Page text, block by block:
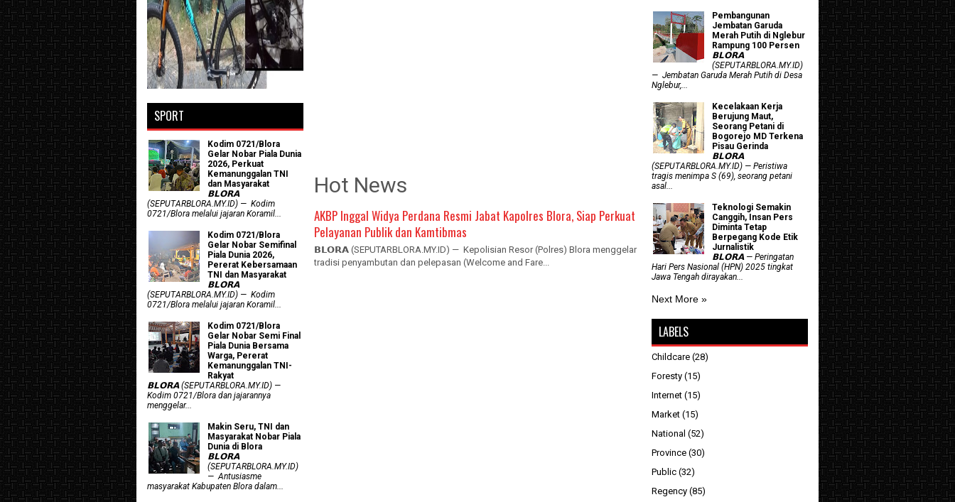
Hot News
AKBP Inggal Widya Perdana Resmi Jabat Kapolres Blora, Siap Perkuat
Pelayanan Publik dan Kamtibmas
𝗕𝗟𝗢𝗥𝗔 (SEPUTARBLORA.MY.ID) — Kepolisian Resor (Polres) Blora menggelar
tradisi penyambutan dan pelepasan (Welcome and Fare...
SPORT
Kodim 0721/Blora
Gelar Nobar Piala Dunia
2026, Perkuat
Kemanunggalan TNI
dan Masyarakat
𝗕𝗟𝗢𝗥𝗔
(SEPUTARBLORA.MY.ID) — Kodim
0721/Blora melalui jajaran Koramil...
Kodim 0721/Blora
Gelar Nobar Semifinal
Piala Dunia 2026,
Pererat Kebersamaan
TNI dan Masyarakat
𝗕𝗟𝗢𝗥𝗔
(SEPUTARBLORA.MY.ID) — Kodim
0721/Blora melalui jajaran Koramil...
Kodim 0721/Blora
Gelar Nobar Semi Final
Piala Dunia Bersama
Warga, Pererat
Kemanunggalan TNI-
Rakyat
𝗕𝗟𝗢𝗥𝗔 (SEPUTARBLORA.MY.ID) —
Kodim 0721/Blora dan jajarannya
menggelar...
Makin Seru, TNI dan
Masyarakat Nobar Piala
Dunia di Blora
𝗕𝗟𝗢𝗥𝗔
(SEPUTARBLORA.MY.ID)
— Antusiasme
masyarakat Kabupaten Blora dalam...
Pembangunan
Jembatan Garuda
Merah Putih di Nglebur
Rampung 100 Persen
𝗕𝗟𝗢𝗥𝗔
(SEPUTARBLORA.MY.ID)
— Jembatan Garuda Merah Putih di Desa
Nglebur,...
Kecelakaan Kerja
Berujung Maut,
Seorang Petani di
Bogorejo MD Terkena
Pisau Gerinda
𝗕𝗟𝗢𝗥𝗔
(SEPUTARBLORA.MY.ID) — Peristiwa
tragis menimpa S (69), seorang petani
asal...
Teknologi Semakin
Canggih, Insan Pers
Diminta Tetap
Berpegang Kode Etik
Jurnalistik
𝗕𝗟𝗢𝗥𝗔 — Peringatan
Hari Pers Nasional (HPN) 2025 tingkat
Jawa Tengah dirayakan...
Next More »
LABELS
Childcare (28)
Foresty (15)
Internet (15)
Market (15)
National (52)
Province (30)
Public (32)
Regency (85)